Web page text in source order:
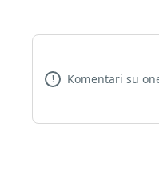
! Komentari su